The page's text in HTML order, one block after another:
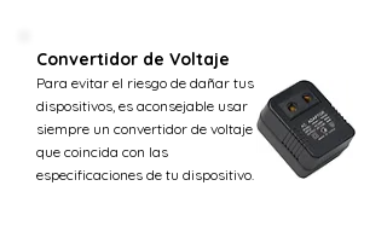
Convertidor de Voltaje
Para evitar el riesgo de dañar tus
dispositivos, es aconsejable usar
siempre un convertidor de voltaje
que coincida con las
especificaciones de tu dispositivo.